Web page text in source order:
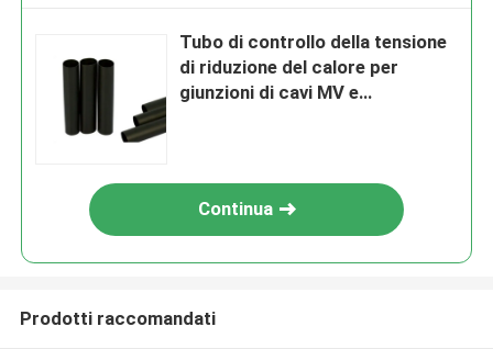
Tubo di controllo della tensione
di riduzione del calore per
giunzioni di cavi MV e
Continua
Prodotti raccomandati